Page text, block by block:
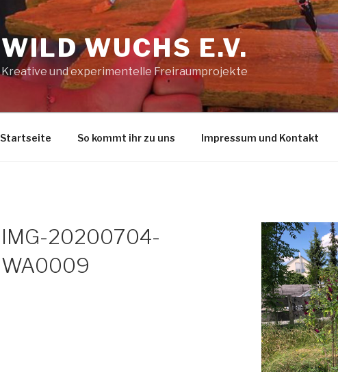
WILD WUCHS E.V.
Kreative und experimentelle Freiraumprojekte
Startseite So kommt ihr zu uns Impressum und Kontakt
IMG-20200704-
WA0009